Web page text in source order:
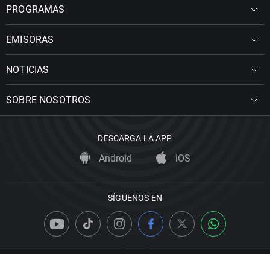
PROGRAMAS
EMISORAS
NOTICIAS
SOBRE NOSOTROS
DESCARGA LA APP
Android iOS
SÍGUENOS EN